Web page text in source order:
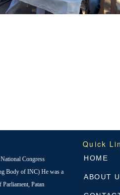
Congress
Body of INC) He was a
Patan
Quick
HOME
ABOUT